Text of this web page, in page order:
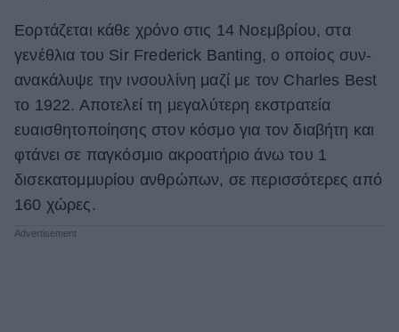
Χωρίς Ταμπέλες
Women's Forum
Hautes Grecians
Εορτάζεται κάθε χρόνο στις 14 Νοεμβρίου, στα
γενέθλια του Sir Frederick Banting, ο οποίος συν-
ανακάλυψε την ινσουλίνη μαζί με τον Charles Best
το 1922. Αποτελεί τη μεγαλύτερη εκστρατεία
ευαισθητοποίησης στον κόσμο για τον διαβήτη και
φτάνει σε παγκόσμιο ακροατήριο άνω του 1
δισεκατομμυρίου ανθρώπων, σε περισσότερες από
160 χώρες.